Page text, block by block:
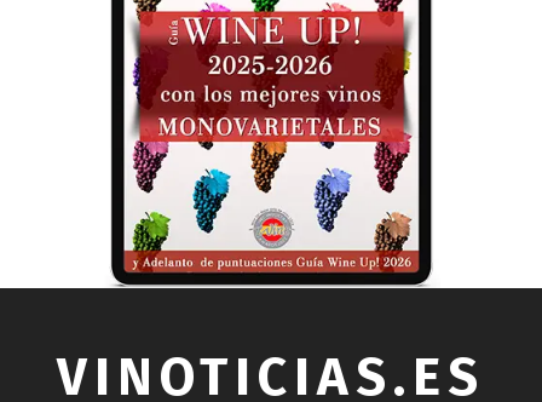
VINOTICIAS.ES